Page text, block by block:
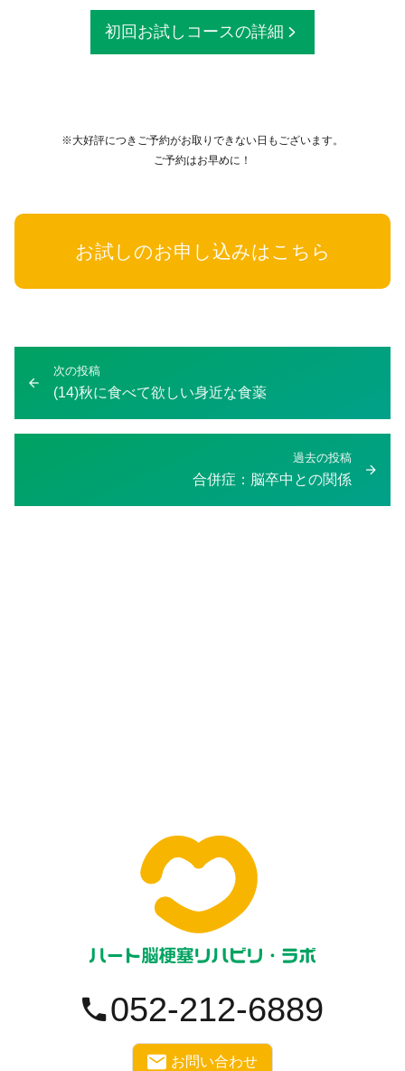
初回お試しコースの詳細
※大好評につきご予約がお取りできない日もございます。
ご予約はお早めに！
お試しのお申し込みはこちら
ビ
シ
過去の投稿
の
合併症：脳卒中との関係
次の投稿
投
(14)秋に食べて欲しい身近な食薬
052-212-6889
お問い合わせ